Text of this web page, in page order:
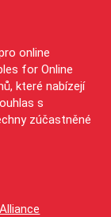
online
for Online
které nabízejí
s
zúčastněné